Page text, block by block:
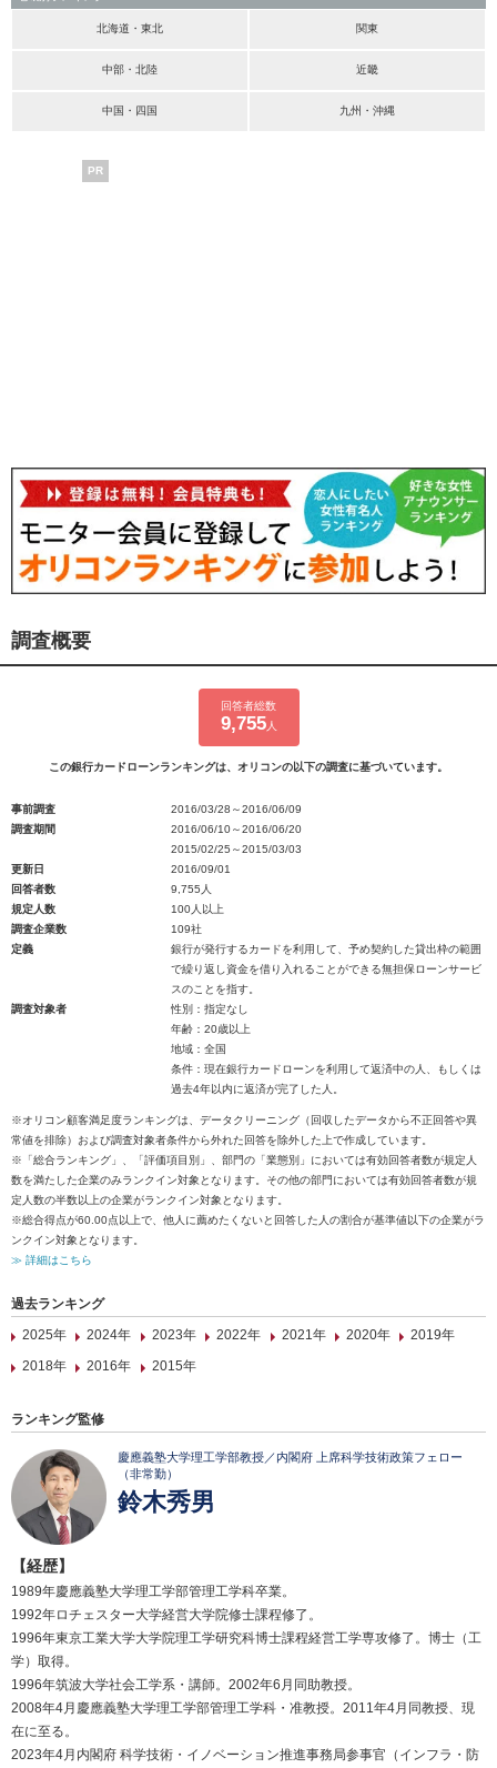
北海道・東北 関東
中部・北陸 近畿
中国・四国 九州・沖縄
PR
調査概要
回答者総数
9,755人
この銀行カードローンランキングは、オリコンの以下の調査に基づいています。
事前調査
2016/03/28～2016/06/09
調査期間
2016/06/10～2016/06/20
2015/02/25～2015/03/03
更新日
2016/09/01
回答者数
9,755人
規定人数
100人以上
調査企業数
109社
定義
銀行が発行するカードを利用して、予め契約した貸出枠の範囲
で繰り返し資金を借り入れることができる無担保ローンサービ
スのことを指す。
調査対象者
性別：指定なし
年齢：20歳以上
地域：全国
条件：現在銀行カードローンを利用して返済中の人、もしくは
過去4年以内に返済が完了した人。
※オリコン顧客満足度ランキングは、データクリーニング（回収したデータから不正回答や異
常値を排除）および調査対象者条件から外れた回答を除外した上で作成しています。
※「総合ランキング」、「評価項目別」、部門の「業態別」においては有効回答者数が規定人
数を満たした企業のみランクイン対象となります。その他の部門においては有効回答者数が規
定人数の半数以上の企業がランクイン対象となります。
※総合得点が60.00点以上で、他人に薦めたくないと回答した人の割合が基準値以下の企業がラ
ンクイン対象となります。
≫ 詳細はこちら
過去ランキング
2025年
2024年 2023年 2022年 2021年 2020年
2019年
2018年
2016年 2015年
ランキング監修
慶應義塾大学理工学部教授／内閣府 上席科学技術政策フェロー
（非常勤）
鈴木秀男
【経歴】
1989年慶應義塾大学理工学部管理工学科卒業。
1992年ロチェスター大学経営大学院修士課程修了。
1996年東京工業大学大学院理工学研究科博士課程経営工学専攻修了。博士（工
学）取得。
1996年筑波大学社会工学系・講師。2002年6月同助教授。
2008年4月慶應義塾大学理工学部管理工学科・准教授。2011年4月同教授、現
在に至る。
2023年4月内閣府 科学技術・イノベーション推進事務局参事官（インフラ・防